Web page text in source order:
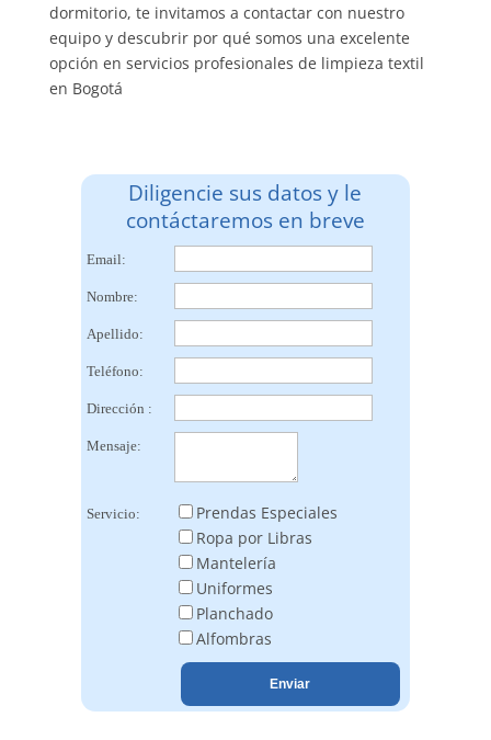
dormitorio, te invitamos a contactar con nuestro
equipo y descubrir por qué somos una excelente
opción en servicios profesionales de limpieza textil
en Bogotá
Diligencie sus datos y le
contáctaremos en breve
Email:
Nombre:
Apellido:
Teléfono:
Dirección :
Mensaje:
Servicio:
Prendas Especiales
Ropa por Libras
Mantelería
Uniformes
Planchado
Alfombras